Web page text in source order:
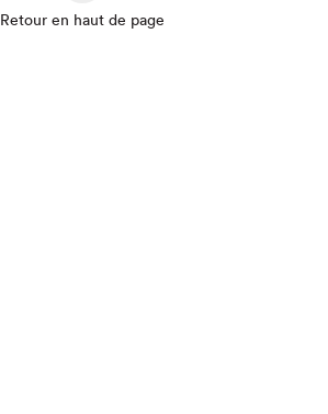
Retour en haut de page